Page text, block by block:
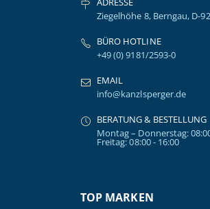
Ziegelhöhe 8, Berngau, D-
BÜRO HOTLINE
+49 (0) 9181/2593-0
EMAIL
info@kanzlsperger.de
BERATUNG & BESTELLUNG
Montag – Donnerstag:
Freitag: 08:00 - 16:00
TOP MARKEN